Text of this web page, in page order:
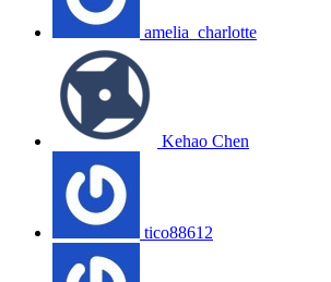
amelia_charlotte
Kehao Chen
tico88612